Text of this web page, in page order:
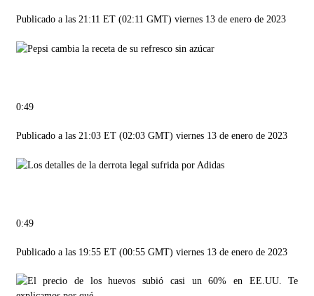
Publicado a las 21:11 ET (02:11 GMT) viernes 13 de enero de 2023
0:49
Publicado a las 21:03 ET (02:03 GMT) viernes 13 de enero de 2023
0:49
Publicado a las 19:55 ET (00:55 GMT) viernes 13 de enero de 2023